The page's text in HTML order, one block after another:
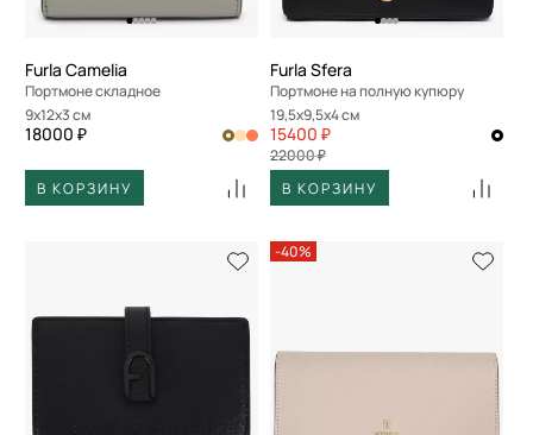
Furla Camelia
Портмоне складное
9x12x3 см
18000 ₽
В КОРЗИНУ
Furla Sfera
Портмоне на полную купюру
19,5x9,5x4 см
15400 ₽
22000 ₽
В КОРЗИНУ
-40%